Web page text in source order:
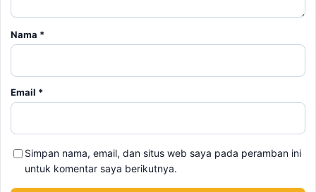
Nama *
Email *
Simpan nama, email, dan situs web saya pada peramban ini
untuk komentar saya berikutnya.